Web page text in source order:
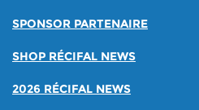
SPONSOR PARTENAIRE
SHOP RÉCIFAL NEWS
2026 RÉCIFAL NEWS